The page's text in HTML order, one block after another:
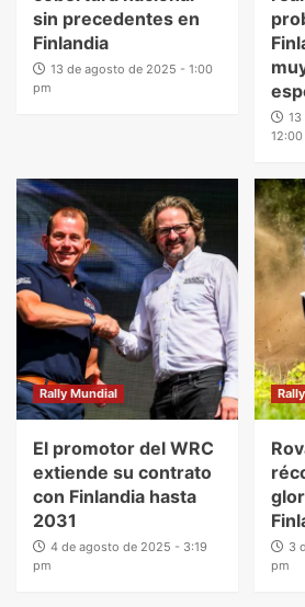
sin precedentes en
Finlandia
13 de agosto de 2025 - 1:00
pm
Rally Mundial
El promotor del WRC
extiende su contrato
con Finlandia hasta
2031
4 de agosto de 2025 - 3:19
pm
3
pm